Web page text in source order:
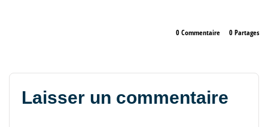
0 Commentaire 0Partages
Laisser un commentaire